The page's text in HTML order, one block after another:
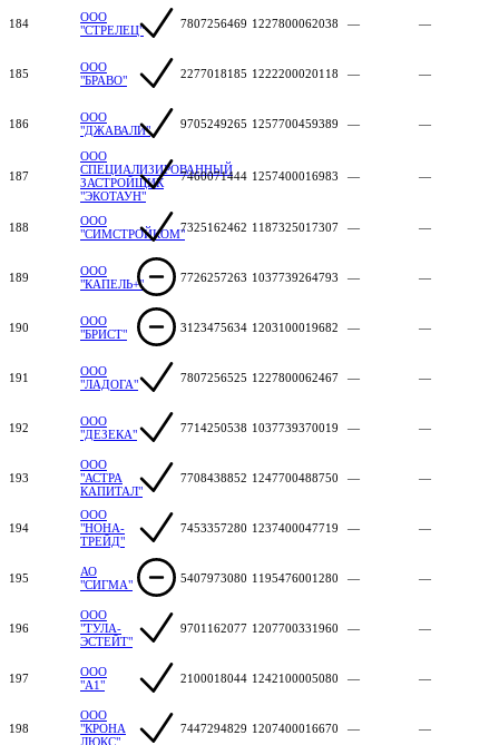
184
ООО
"СТРЕЛЕЦ"
7807256469 1227800062038 — —
185
ООО
"БРАВО"
2277018185 1222200020118 — —
186
ООО
"ДЖАВАЛИ"
9705249265 1257700459389 — —
187
ООО
СПЕЦИАЛИЗИРОВАННЫЙ
ЗАСТРОЙЩИК
"ЭКОТАУН"
7460071444 1257400016983 — —
188
ООО
"СИМСТРОЙКОМ"7325162462 1187325017307 — —
189
ООО
"КАПЕЛЬ+"
7726257263 1037739264793 — —
190
ООО
"БРИСТ"
3123475634 1203100019682 — —
191
ООО
"ЛАДОГА"
7807256525 1227800062467 — —
192
ООО
"ДЕЗЕКА"
7714250538 1037739370019 — —
193
ООО
"АСТРА
КАПИТАЛ"
7708438852 1247700488750 — —
194
ООО
"НОНА-
ТРЕЙД"
7453357280 1237400047719 — —
195
АО
"СИГМА"
5407973080 1195476001280 — —
196
ООО
"ТУЛА-
ЭСТЕЙТ"
9701162077 1207700331960 — —
197
ООО
"А1"
2100018044 1242100005080 — —
198
ООО
"КРОНА
ЛЮКС"
7447294829 1207400016670 — —